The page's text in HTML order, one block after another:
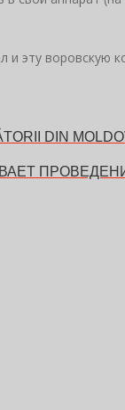
эту воровскую
DIN